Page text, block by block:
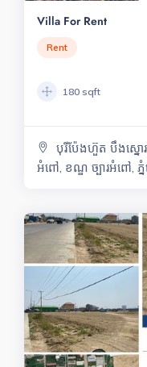
Villa For Rent
Rent
180 sqft
បុរីប៉ែងហ៊ួត បឹងស្នោ
អំពៅ, ខណ្ឌ ច្បារអំពៅ, ភ្